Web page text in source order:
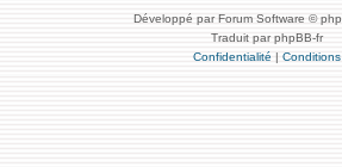
Développé par Forum Software ©
Traduit par phpBB-fr
Confidentialité | Conditions